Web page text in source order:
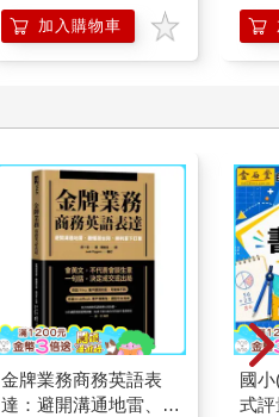
的37個科學方法
加入購物車
金牌業務商務英語表
達：避開溝通地雷、聽
國
式評